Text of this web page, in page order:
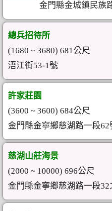
金門縣金城鎮民族
總兵招待所
(1680 ~ 3680) 681公尺
浯江街53-1號
許家莊園
(3600 ~ 3600) 684公尺
金門縣金寧鄉慈湖路一段62
慈湖山莊海景
(2000 ~ 10000) 696公尺
金門縣金寧鄉慈湖路一段32